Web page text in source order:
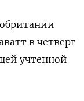
в четверг
учтенной